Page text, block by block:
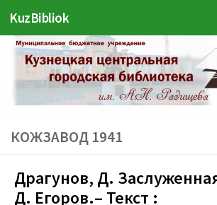
Перейти к содержимому
KuzBibliok
КОЖЗАВОД 1941
Драгунов, Д.
Д. Егоров.– Текст :